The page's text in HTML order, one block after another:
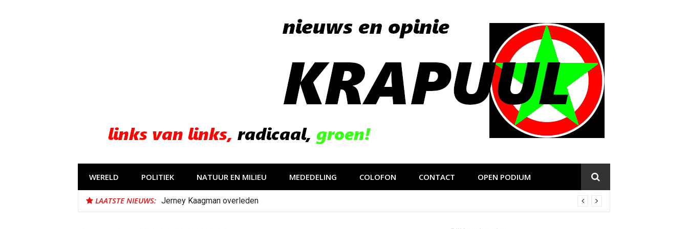
WERELD POLITIEK NATUUR EN MILIEU MEDEDELING COLOFON CONTACT OPEN PODIUM
LAATSTE NIEUWS: Jerney Kaagman overleden